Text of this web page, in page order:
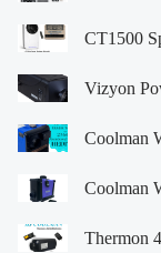
CT1500
Vizyon
Coolman
Coolman
Thermon